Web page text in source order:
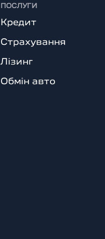
ПОСЛУГИ
Кредит
Страхування
Лізинг
Обмін авто